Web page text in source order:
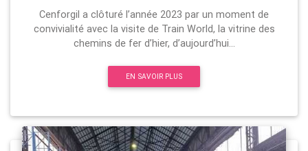
Cenforgil a clôturé l’année 2023 par un moment de
convivialité avec la visite de Train World, la vitrine des
chemins de fer d’hier, d’aujourd’hui...
EN SAVOIR PLUS